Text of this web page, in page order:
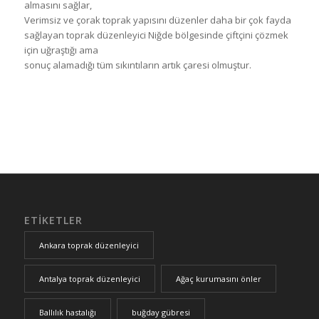
almasını sağlar,
Verimsiz ve çorak toprak yapısını düzenler daha bir çok fayda
sağlayan toprak düzenleyici Niğde bölgesinde çiftçini çözmek
için uğraştığı ama
sonuç alamadığı tüm sıkıntıların artık çaresi olmuştur.
ETIKETLER
Ankara toprak düzenleyici
Antalya toprak düzenleyici Ağaç kurumasını önler
Ballılık hastalığı buğday gübresi